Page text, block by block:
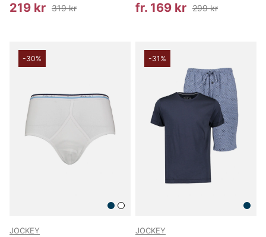
219 kr 319 kr fr. 169 kr 299 kr
-30%
JOCKEY
-31%
JOCKEY